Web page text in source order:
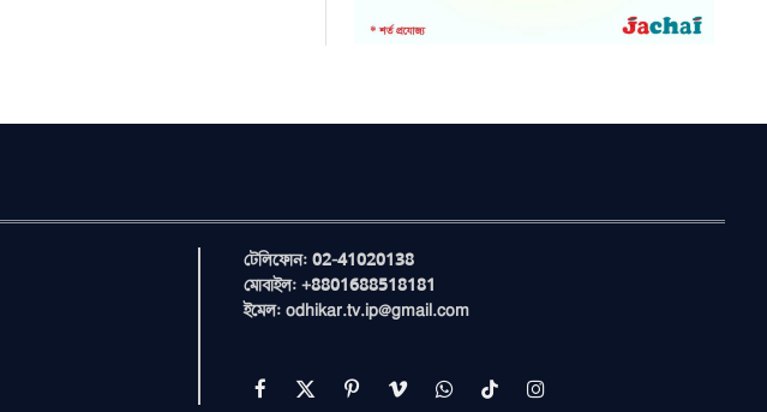
টেলিফোন: 02-41020138
মোবাইল: +8801688518181
ইমেল: odhikar.tv.ip@gmail.com
Facebook
X PinterestVimeoWhatsAppTikTokInstagram